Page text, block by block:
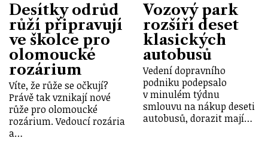
Desítky odrůd
růží připravují
ve školce pro
olomoucké
rozárium
Víte, že růže se očkují?
Právě tak vznikají nové
růže pro olomoucké
rozárium. Vedoucí rozária
a…
Vozový park
rozšíří deset
klasických
autobusů
Vedení dopravního
podniku podepsalo
v minulém týdnu
smlouvu na nákup deseti
autobusů, dorazit mají…